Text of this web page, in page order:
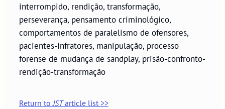
interrompido, rendição, transformação,
perseverança, pensamento criminológico,
comportamentos de paralelismo de ofensores,
pacientes-infratores, manipulação, processo
forense de mudança de sandplay, prisão-confronto-
rendição-transformação
Return toJSTarticle list >>